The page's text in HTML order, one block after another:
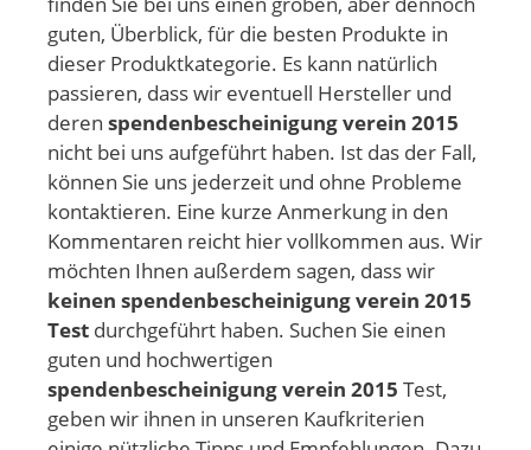
guten, Überblick, für die besten Produkte in
dieser Produktkategorie. Es kann natürlich
passieren, dass wir eventuell Hersteller und
deren spendenbescheinigung verein 2015
nicht bei uns aufgeführt haben. Ist das der Fall,
können Sie uns jederzeit und ohne Probleme
kontaktieren. Eine kurze Anmerkung in den
Kommentaren reicht hier vollkommen aus. Wir
möchten Ihnen außerdem sagen, dass wir
keinen spendenbescheinigung verein 2015
Test durchgeführt haben. Suchen Sie einen
guten und hochwertigen
spendenbescheinigung verein 2015 Test,
geben wir ihnen in unseren Kaufkriterien